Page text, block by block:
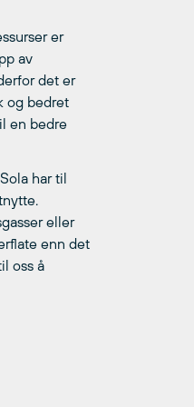
er
av
det er
og bedret
en bedre
har til
eller
enn det
oss å